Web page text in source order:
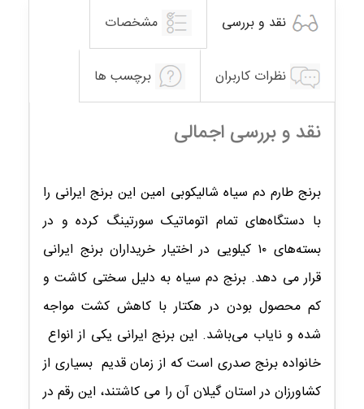
نقد و بررسی مشخصات
نظرات کاربران برچسب ها
نقد و بررسی اجمالی
برنج طارم دم سیاه شالیکوبی امین این برنج ایرانی را
با دستگاه‌های تمام اتوماتیک سورتینگ کرده و در
بسته‌های ۱۰ کیلویی در اختیار خریداران برنج ایرانی
قرار می دهد. برنج دم سیاه به دلیل سختی کاشت و
کم محصول بودن در هکتار با کاهش کشت مواجه
شده و نایاب می‌باشد. این برنج ایرانی یکی از انواع
خانواده برنج صدری است که از زمان قدیم بسیاری از
کشاورزان در استان گیلان آن را می کاشتند، این رقم در